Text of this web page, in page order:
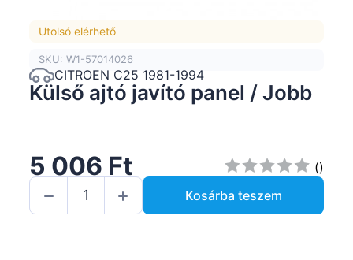
Utolsó elérhető
SKU: W1-57014026
CITROEN C25 1981-1994
Külső ajtó javító panel / Jobb
5 006 Ft
()
Kosárba teszem